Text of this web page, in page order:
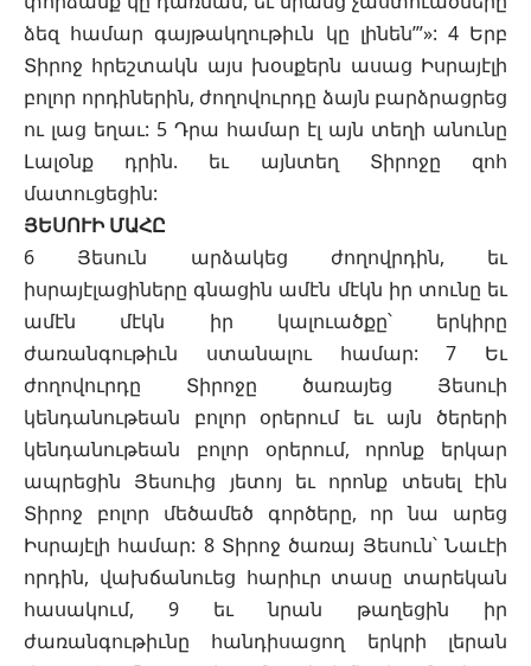
ձեզ համար գայթակղութիւն կը լինեն’”»: 4 Երբ
Տիրոջ հրեշտակն այս խօսքերն ասաց Իսրայէլի
բոլոր որդիներին, ժողովուրդը ձայն բարձրացրեց
ու լաց եղաւ: 5 Դրա համար էլ այն տեղի անունը
Լալօնք դրին. եւ այնտեղ Տիրոջը զոհ
մատուցեցին:
ՅԵՍՈՒԻ ՄԱՀԸ
6 Յեսուն արձակեց ժողովրդին, եւ
իսրայէլացիները գնացին ամէն մէկն իր տունը եւ
ամէն մէկն իր կալուածքը՝ երկիրը
ժառանգութիւն ստանալու համար: 7 Եւ
ժողովուրդը Տիրոջը ծառայեց Յեսուի
կենդանութեան բոլոր օրերում եւ այն ծերերի
կենդանութեան բոլոր օրերում, որոնք երկար
ապրեցին Յեսուից յետոյ եւ որոնք տեսել էին
Տիրոջ բոլոր մեծամեծ գործերը, որ նա արեց
Իսրայէլի համար: 8 Տիրոջ ծառայ Յեսուն՝ Նաւէի
որդին, վախճանուեց հարիւր տասը տարեկան
հասակում, 9 եւ նրան թաղեցին իր
ժառանգութիւնը հանդիսացող երկրի լերան